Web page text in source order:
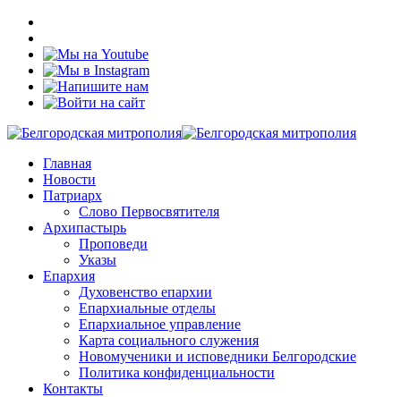
Главная
Новости
Патриарх
Слово Первосвятителя
Архипастырь
Проповеди
Указы
Епархия
Духовенство епархии
Епархиальные отделы
Епархиальное управление
Карта социального служения
Новомученики и исповедники Белгородские
Политика конфиденциальности
Контакты